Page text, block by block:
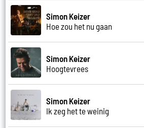
Simon Keizer
Hoe zou het nu gaan
Simon Keizer
Hoogtevrees
Simon Keizer
Ik zeg het te weinig